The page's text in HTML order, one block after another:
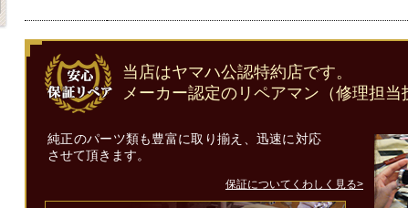
当店はヤマハ公認特約店です。
メーカー認定のリペアマン（修理担
純正のパーツ類も豊富に取り揃え、迅速に対応
させて頂きます。
保証についてくわしく見る>